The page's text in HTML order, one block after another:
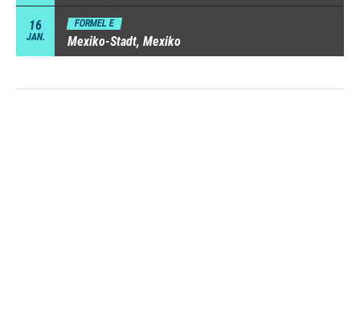
16
JAN.
FORMEL E
Mexiko-Stadt, Mexiko